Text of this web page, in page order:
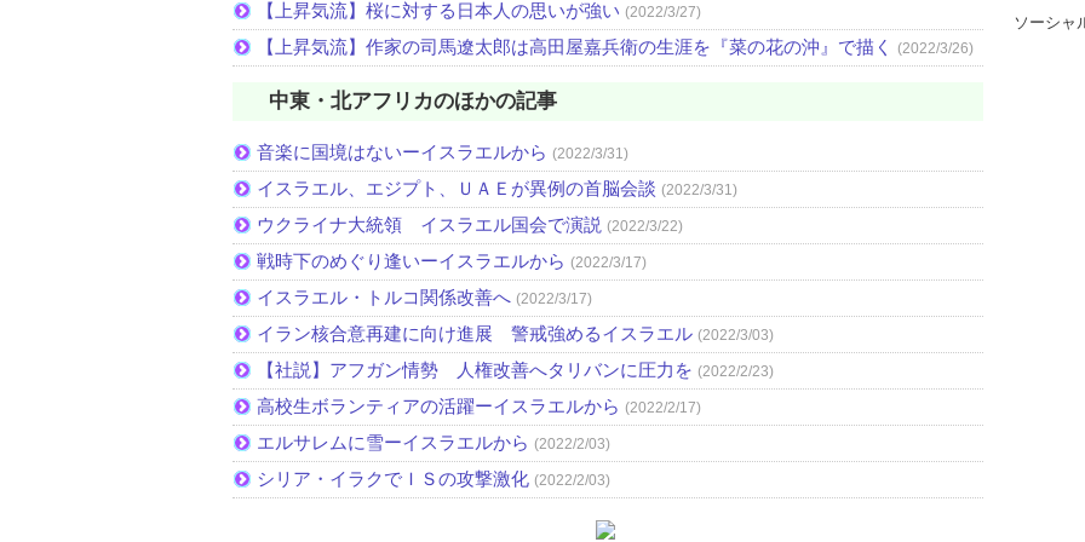
【上昇気流】桜に対する日本人の思いが強い (2022/3/27)
【上昇気流】作家の司馬遼太郎は高田屋嘉兵衛の生涯を『菜の花の沖』で描く (2022/3/26)
中東・北アフリカのほかの記事
音楽に国境はないーイスラエルから (2022/3/31)
イスラエル、エジプト、ＵＡＥが異例の首脳会談 (2022/3/31)
ウクライナ大統領 イスラエル国会で演説 (2022/3/22)
戦時下のめぐり逢いーイスラエルから (2022/3/17)
イスラエル・トルコ関係改善へ (2022/3/17)
イラン核合意再建に向け進展 警戒強めるイスラエル (2022/3/03)
【社説】アフガン情勢 人権改善へタリバンに圧力を (2022/2/23)
高校生ボランティアの活躍ーイスラエルから (2022/2/17)
エルサレムに雪ーイスラエルから (2022/2/03)
シリア・イラクでＩＳの攻撃激化 (2022/2/03)
ソーシャ